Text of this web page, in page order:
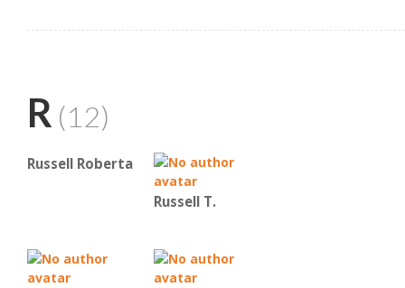
R (12)
Russell Roberta
Russell T.